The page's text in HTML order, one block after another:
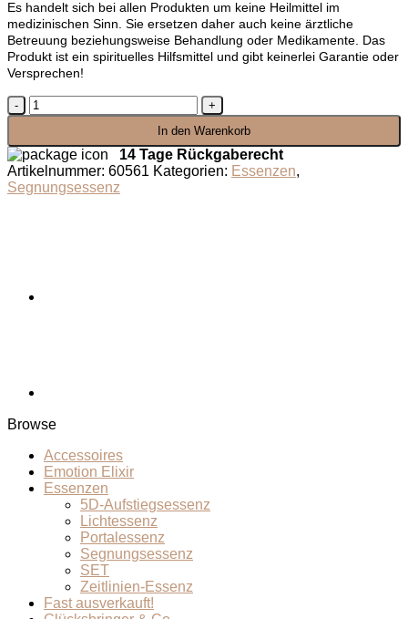
Es handelt sich bei allen Produkten um keine Heilmittel im
medizinischen Sinn. Sie ersetzen daher auch keine ärztliche
Betreuung beziehungsweise Behandlung oder Medikamente. Das
Produkt ist ein spirituelles Hilfsmittel und gibt keinerlei Garantie oder
Versprechen!
Segnungsessenz
Quelle
Lebens
Menge
In den Warenkorb
14 Tage Rückgaberecht
Artikelnummer: 60561 Kategorien: Essenzen,
Segnungsessenz
Browse
Accessoires
Emotion Elixir
Essenzen
5D-Aufstiegsessenz
Lichtessenz
Portalessenz
Segnungsessenz
SET
Zeitlinien-Essenz
Fast ausverkauft!